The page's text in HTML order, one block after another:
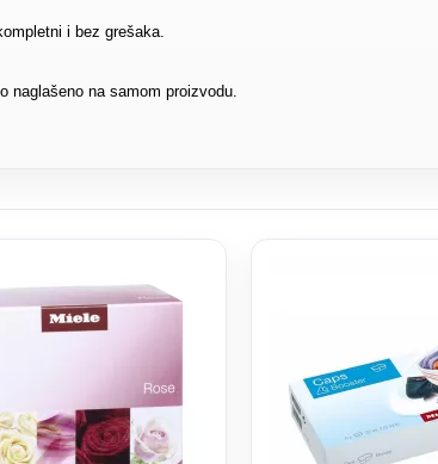
i bez grešaka.
naglašeno na samom proizvodu.